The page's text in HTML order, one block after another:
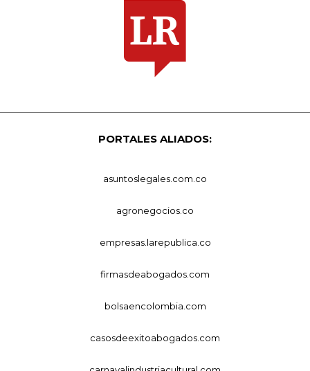
PORTALES ALIADOS:
asuntoslegales.com.co
agronegocios.co
empresas.larepublica.co
firmasdeabogados.com
bolsaencolombia.com
casosdeexitoabogados.com